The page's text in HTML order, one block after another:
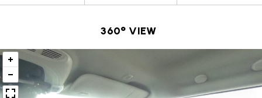
リクルート
残価
支払回数 84 回
360° VIEW